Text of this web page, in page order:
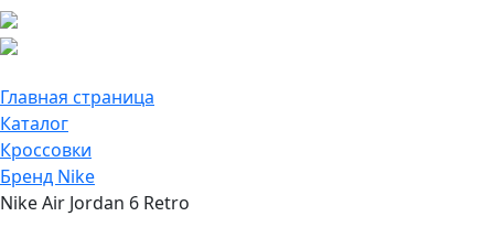
Главная страница
Каталог
Кроссовки
Бренд Nike
Nike Air Jordan 6 Retro